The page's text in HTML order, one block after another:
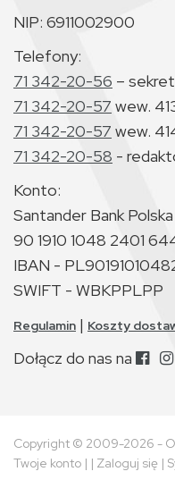
NIP: 6911002900
Telefony:
71 342-20-56 –
71 342-20-57 wew.
71 342-20-57 wew.
71 342-20-58 -
Konto:
Santander Bank Polska
90 1910 1048 2401
IBAN -
SWIFT - WBKPPLPP
Regulamin | Koszty
Dołącz do nas na
Copyright © 2009-2026 -
Twoje konto | | Zaloguj się |